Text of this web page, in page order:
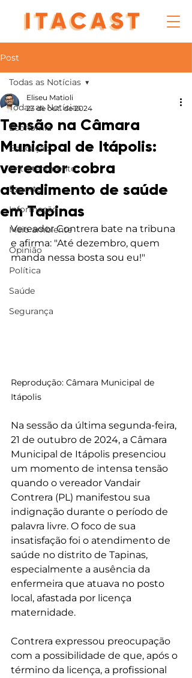
Post
Todas as Notícias
Economia
Educação
Entretenimento
Esporte
Informação
Meio ambiente
Opinião
Política
Saúde
Segurança
Todas as Notícias
Tensão na Câmara
Municipal de Itápolis:
vereador cobra
atendimento de saúde
em Tapinas
Eliseu Matioli
23 de out. de 2024
Vereador Contrera bate na tribuna
e afirma: "Até dezembro, quem
manda nessa bosta sou eu!"
Reprodução: Câmara Municipal de
Itápolis
Na sessão da última segunda-feira,
21 de outubro de 2024, a Câmara
Municipal de Itápolis presenciou
um momento de intensa tensão
quando o vereador Vandair
Contrera (PL) manifestou sua
indignação durante o período de
palavra livre. O foco de sua
insatisfação foi o atendimento de
saúde no distrito de Tapinas,
especialmente a ausência da
enfermeira que atuava no posto
local, afastada por licença
maternidade.
Contrera expressou preocupação
com a possibilidade de que, após o
término da licença, a profissional